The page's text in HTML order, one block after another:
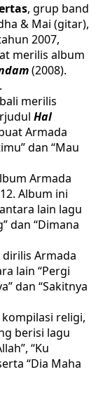
, grup band
& Mai (gitar),
2007,
merilis album
(2008).
merilis
Hal
Armada
dan “Mau
Armada
Album ini
lain lagu
dan “Dimana
dirilis Armada
lain “Pergi
dan “Sakitnya
religi,
berisi lagu
“Ku
“Dia Maha